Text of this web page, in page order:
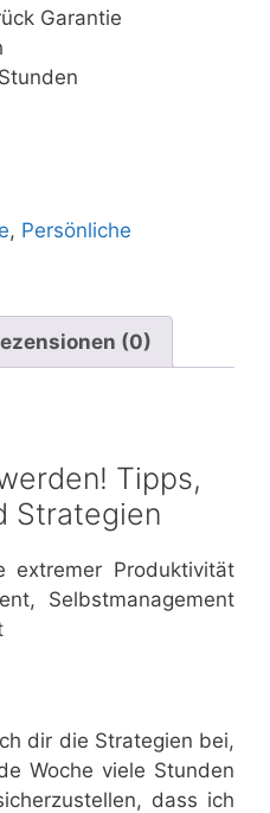
Garantie
, Persönliche
(0)
Tipps,
Strategien
extremer Produktivität
Selbstmanagement
dir die Strategien bei,
Woche viele Stunden
dass ich